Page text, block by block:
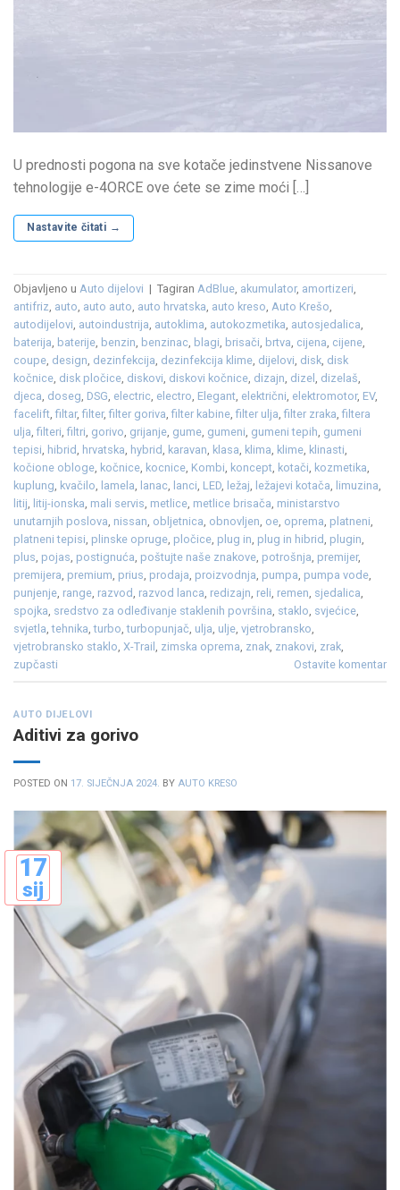
U prednosti pogona na sve kotače jedinstvene Nissanove
tehnologije e-4ORCE ove ćete se zime moći […]
Nastavite čitati →
Objavljeno u Auto dijelovi | Tagiran AdBlue, akumulator, amortizeri,
antifriz, auto, auto auto, auto hrvatska, auto kreso, Auto Krešo,
autodijelovi, autoindustrija, autoklima, autokozmetika, autosjedalica,
baterija, baterije, benzin, benzinac, blagi, brisači, brtva, cijena, cijene,
coupe, design, dezinfekcija, dezinfekcija klime, dijelovi, disk, disk
kočnice, disk pločice, diskovi, diskovi kočnice, dizajn, dizel , dizelaš,
djeca, doseg, DSG, electric, electro, Elegant, električni, elektromotor, EV,
facelift,filtar,filter,filter goriva,filter kabine,filter ulja,filter zraka,filtera
ulja,filteri,filtri, gorivo, grijanje, gume, gumeni, gumeni tepih, gumeni
tepisi, hibrid, hrvatska, hybrid, karavan, klasa, klima, klime, klinasti,
kočione obloge, kočnice, kocnice, Kombi, koncept, kotači, kozmetika,
kuplung, kvačilo, lamela, lanac, lanci, LED, ležaj, ležajevi kotača, limuzina,
litij, litij-ionska, mali servis, metlice, metlice brisača, ministarstvo
unutarnjih poslova, nissan, obljetnica, obnovljen, oe, oprema, platneni,
platneni tepisi, plinske opruge, pločice, plug in, plug in hibrid, plugin,
plus, pojas, postignuća, poštujte naše znakove, potrošnja, premijer,
premijera, premium, prius, prodaja, proizvodnja, pumpa, pumpa vode,
punjenje, range, razvod, razvod lanca, redizajn, reli, remen, sjedalica,
spojka, sredstvo za odleđivanje staklenih površina, staklo, svjećice,
svjetla,tehnika,turbo,turbopunjač, ulja, ulje, vjetrobransko,
vjetrobransko staklo, X-Trail , zimska oprema, znak, znakovi, zrak,
zupčasti
Ostavite komentar
AUTO DIJELOVI
Aditivi za gorivo
POSTED ON 17. SIJEČNJA 2024. BY AUTO KRESO
17
sij